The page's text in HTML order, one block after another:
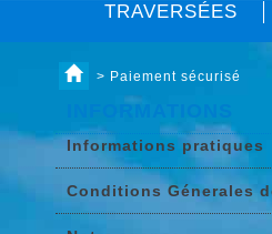
TRAVERSÉES
> Paiement sécurisé
Informations pratiques
Conditions Génerales